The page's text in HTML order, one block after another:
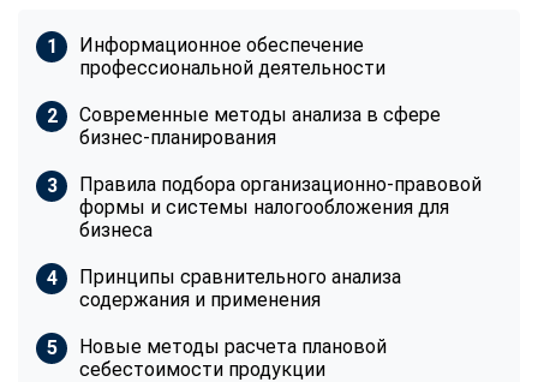
Информационное обеспечение
профессиональной деятельности
Современные методы анализа в сфере
бизнес-планирования
Правила подбора организационно-правовой
формы и системы налогообложения для
бизнеса
Принципы сравнительного анализа
содержания и применения
Новые методы расчета плановой
себестоимости продукции